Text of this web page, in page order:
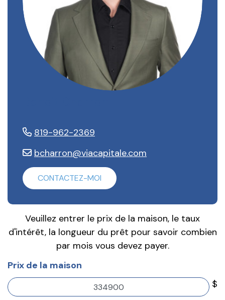
819-962-2369
bcharron@viacapitale.com
CONTACTEZ-MOI
Veuillez entrer le prix de la maison, le taux
d'intérêt, la longueur du prêt pour savoir combien
par mois vous devez payer.
Prix de la maison
$